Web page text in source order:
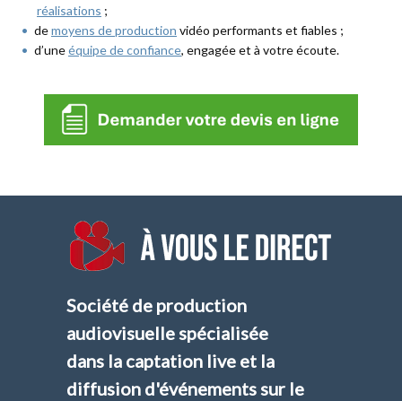
réalisations ;
demoyens de production vidéo performants et fiables ;
d’uneéquipe de confiance, engagée et à votre écoute.
Société de production
audiovisuelle spécialisée
dans la captation live et la
diffusion d'événements sur le